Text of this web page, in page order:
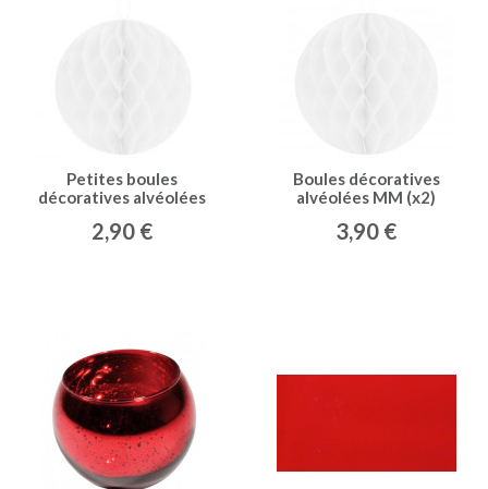
Petites boules
décoratives alvéolées
2,90 €
Boules décoratives
alvéolées MM (x2)
3,90 €